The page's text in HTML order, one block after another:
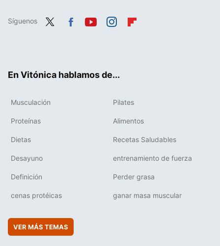
Síguenos
En Vitónica hablamos de...
Musculación Pilates
Proteínas Alimentos
Dietas Recetas Saludables
Desayuno entrenamiento de fuerza
Definición Perder grasa
cenas protéicas ganar masa muscular
VER MÁS TEMAS